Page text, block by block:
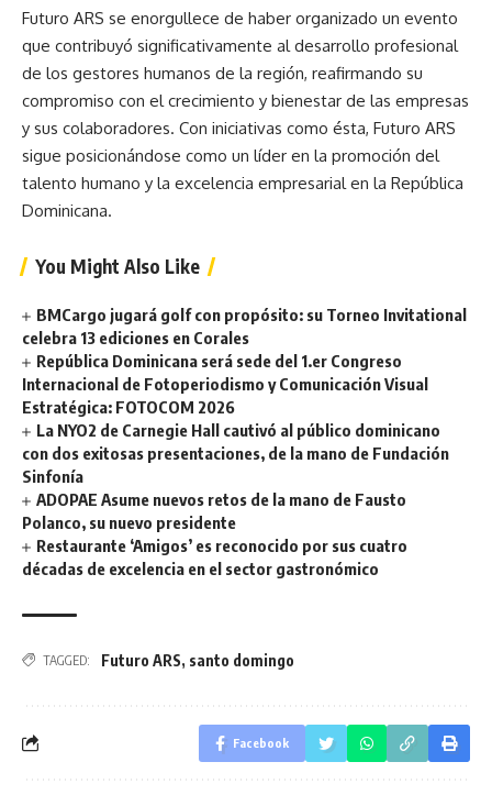
Futuro ARS se enorgullece de haber organizado un evento
que contribuyó significativamente al desarrollo profesional
de los gestores humanos de la región, reafirmando su
compromiso con el crecimiento y bienestar de las empresas
y sus colaboradores. Con iniciativas como ésta, Futuro ARS
sigue posicionándose como un líder en la promoción del
talento humano y la excelencia empresarial en la República
Dominicana.
You Might Also Like
BMCargo jugará golf con propósito: su Torneo Invitational
celebra 13 ediciones en Corales
República Dominicana será sede del 1.er Congreso
Internacional de Fotoperiodismo y Comunicación Visual
Estratégica: FOTOCOM 2026
La NYO2 de Carnegie Hall cautivó al público dominicano
con dos exitosas presentaciones, de la mano de Fundación
Sinfonía
ADOPAE Asume nuevos retos de la mano de Fausto
Polanco, su nuevo presidente
Restaurante ‘Amigos’ es reconocido por sus cuatro
décadas de excelencia en el sector gastronómico
TAGGED: Futuro ARS, santo domingo
Facebook